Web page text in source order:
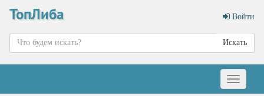
ТопЛиба Войти
Искать
Меню